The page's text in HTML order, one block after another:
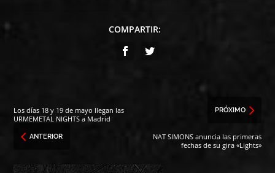
COMPARTIR:
Los días 18 y 19 de mayo llegan las
URMEMETAL NIGHTS a Madrid
ANTERIOR
PRÓXIMO
NAT SIMONS anuncia las primeras
fechas de su gira «Lights»